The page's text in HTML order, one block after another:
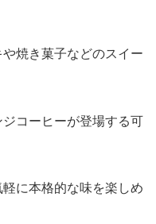
焼き菓子などのスイー
ジコーヒーが登場する可
に本格的な味を楽しめ